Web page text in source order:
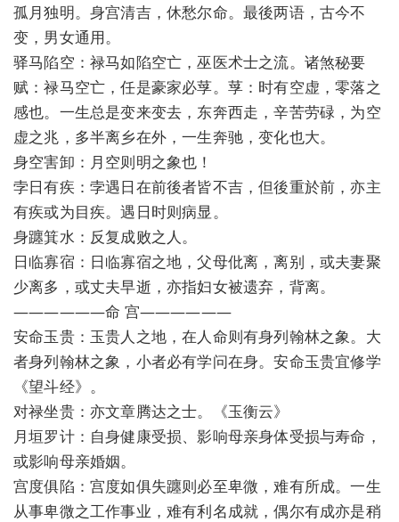
孤月独明。身宫清吉，休愁尔命。最後两语，古今不
变，男女通用。
驿马陷空：禄马如陷空亡，巫医术士之流。诸煞秘要
赋：禄马空亡，任是豪家必莩。莩：时有空虚，零落之
感也。一生总是变来变去，东奔西走，辛苦劳碌，为空
虚之兆，多半离乡在外，一生奔驰，变化也大。
身空害卸：月空则明之象也！
孛日有疾：孛遇日在前後者皆不吉，但後重於前，亦主
有疾或为目疾。遇日时则病显。
身躔箕水：反复成败之人。
日临寡宿：日临寡宿之地，父母仳离，离别，或夫妻聚
少离多，或丈夫早逝，亦指妇女被遗弃，背离。
——————命 宫——————
安命玉贵：玉贵人之地，在人命则有身列翰林之象。大
者身列翰林之象，小者必有学问在身。安命玉贵宜修学
《望斗经》。
对禄坐贵：亦文章腾达之士。《玉衡云》
月垣罗计：自身健康受损、影响母亲身体受损与寿命，
或影响母亲婚姻。
宫度俱陷：宫度如俱失躔则必至卑微，难有所成。一生
从事卑微之工作事业，难有利名成就，偶尔有成亦是稍